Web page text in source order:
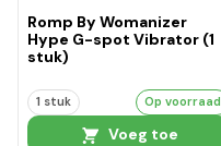
Romp By Womanizer
Hype G-spot Vibrator (1
stuk)
1 stuk Op voorraad
Voeg toe